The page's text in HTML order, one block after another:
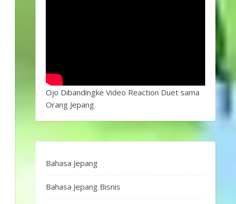
Ojo Dibandingke Video Reaction Duet sama
Orang Jepang
Bahasa Jepang
Bahasa Jepang Bisnis